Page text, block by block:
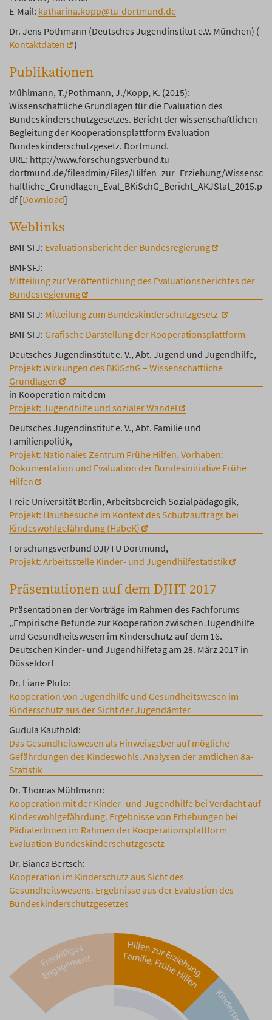
E-Mail: katharina.kopp@tu-dortmund.de
Dr. Jens Pothmann (Deutsches Jugendinstitut e.V. München) (
Kontaktdaten
)
Publikationen
Mühlmann, T./Pothmann, J./Kopp, K. (2015):
Wissenschaftliche Grundlagen für die Evaluation des
Bundeskinderschutzgesetzes. Bericht der wissenschaftlichen
Begleitung der Kooperationsplattform Evaluation
Bundeskinderschutzgesetz. Dortmund.
URL: http://www.forschungsverbund.tu-
dortmund.de/fileadmin/Files/Hilfen_zur_Erziehung/Wissensc
haftliche_Grundlagen_Eval_BKiSchG_Bericht_AKJStat_2015.p
df [Download]
Weblinks
BMFSFJ: Evaluationsbericht der Bundesregierung
BMFSFJ:
Mitteilung zur Veröffentlichung des Evaluationsberichtes der
Bundesregierung
BMFSFJ: Mitteilung zum Bundeskinderschutzgesetz
BMFSFJ: Grafische Darstellung der Kooperationsplattform
Deutsches Jugendinstitut e. V., Abt. Jugend und Jugendhilfe,
Projekt: Wirkungen des BKiSchG – Wissenschaftliche
Grundlagen
in Kooperation mit dem
Projekt: Jugendhilfe und sozialer Wandel
Deutsches Jugendinstitut e. V., Abt. Familie und
Familienpolitik,
Projekt: Nationales Zentrum Frühe Hilfen, Vorhaben:
Dokumentation und Evaluation der Bundesinitiative Frühe
Hilfen
Freie Universität Berlin, Arbeitsbereich Sozialpädagogik,
Projekt: Hausbesuche im Kontext des Schutzauftrags bei
Kindeswohlgefährdung (HabeK)
Forschungsverbund DJI/TU Dortmund,
Projekt: Arbeitsstelle Kinder- und Jugendhilfestatistik
Präsentationen auf dem DJHT 2017
Präsentationen der Vorträge im Rahmen des Fachforums
„Empirische Befunde zur Kooperation zwischen Jugendhilfe
und Gesundheitswesen im Kinderschutz auf dem 16.
Deutschen Kinder- und Jugendhilfetag am 28. März 2017 in
Düsseldorf
Dr. Liane Pluto:
Kooperation von Jugendhilfe und Gesundheitswesen im
Kinderschutz aus der Sicht der Jugendämter
Gudula Kaufhold:
Das Gesundheitswesen als Hinweisgeber auf mögliche
Gefährdungen des Kindeswohls. Analysen der amtlichen 8a-
Statistik
Dr. Thomas Mühlmann:
Kooperation mit der Kinder- und Jugendhilfe bei Verdacht auf
Kindeswohlgefährdung. Ergebnisse von Erhebungen bei
PädiaterInnen im Rahmen der Kooperationsplattform
Evaluation Bundeskinderschutzgesetz
Dr. Bianca Bertsch:
Kooperation im Kinderschutz aus Sicht des
Gesundheitswesens. Ergebnisse aus der Evaluation des
Bundeskinderschutzgesetzes